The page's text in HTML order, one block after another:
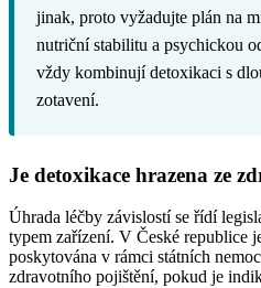
jinak, proto vyžadujte plán na
nutriční stabilitu a psychickou
vždy kombinují detoxikaci s
zotavení.
Je detoxikace hrazena ze
Úhrada léčby závislostí se řídí
typem zařízení. V České republice
poskytována v rámci státních
zdravotního pojištění, pokud je